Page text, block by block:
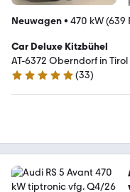
Neuwagen• 470 kW (639
Car Deluxe Kitzbühel
AT-6372 Oberndorf in Tirol
4.8 Sterne
(33)